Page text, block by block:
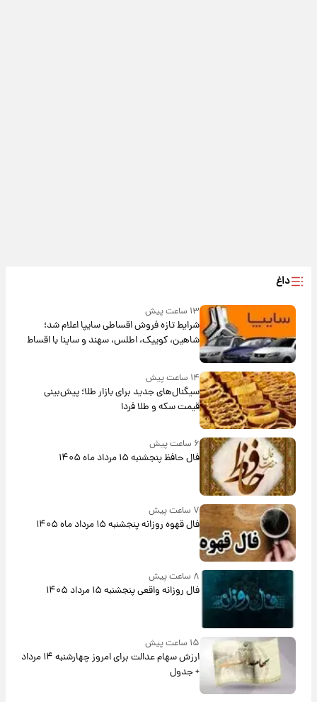
داغ
۱۳ ساعت پیش
شرایط تازه فروش اقساطی سایپا اعلام شد؛
شاهین، کوییک، اطلس، سهند و ساینا با اقساط
بلندمدت + جدول
۱۴ ساعت پیش
سیگنال‌های جدید برای بازار طلا؛ پیش‌بینی
قیمت سکه و طلا فردا
۶ ساعت پیش
فال حافظ پنجشنبه ۱۵ مرداد ماه ۱۴۰۵
۷ ساعت پیش
فال قهوه روزانه پنجشنبه ۱۵ مرداد ماه ۱۴۰۵
۸ ساعت پیش
فال روزانه واقعی پنجشنبه ۱۵ مرداد ۱۴۰۵
۱۵ ساعت پیش
ارزش سهام عدالت برای امروز چهارشنبه ۱۴ مرداد
+ جدول